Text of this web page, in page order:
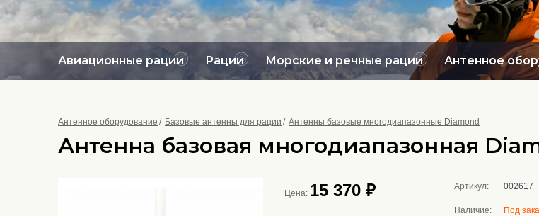
Авиационные рации Рации Морские и речные рации Антенное
Антенное оборудование Базовые антенны для рации Антенны базовые многодиапазонные Diamond
Антенна базовая многодиапазонная
Цена: 15 370 ₽ Артикул: 002617
Наличие: Под